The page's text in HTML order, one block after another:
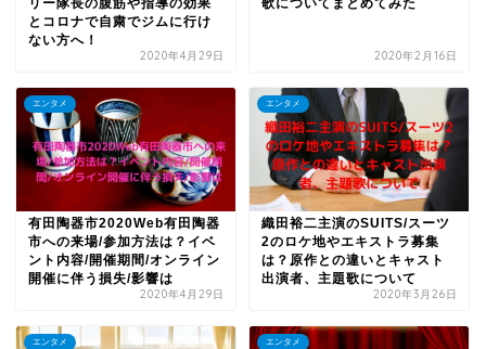
リー隊長の腹筋や指導の効果
とコロナで自粛でジムに行け
ない方へ！
2020年4月29日
歌についてまとめてみた
2020年2月16日
エンタメ
有田陶器市2020Web有田陶器
市への来場/参加方法は？イベ
ント内容/開催期間/オンライン
開催に伴う損失/影響は
2020年4月29日
エンタメ
織田裕二主演のSUITS/スーツ
2のロケ地やエキストラ募集
は？原作との違いとキャスト
出演者、主題歌について
2020年3月26日
エンタメ エンタメ